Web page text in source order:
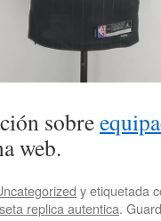
sobre
web.
y etiquetada
replica autentica.